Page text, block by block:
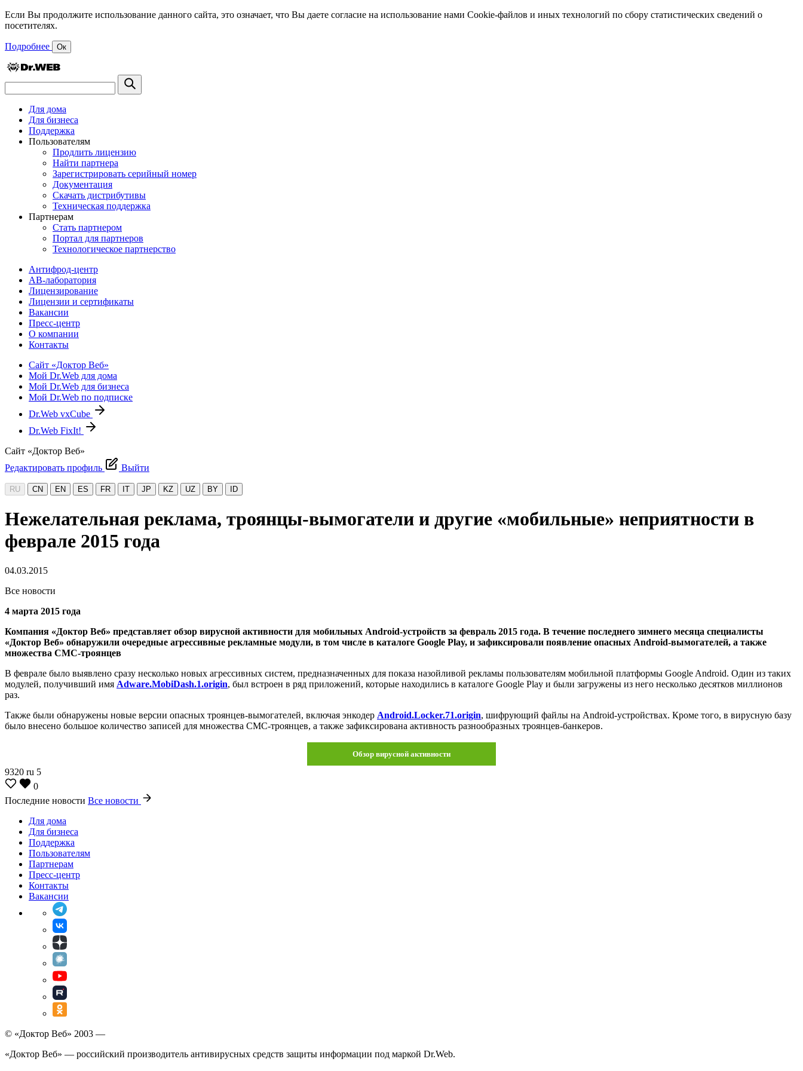
Если Вы продолжите использование данного сайта, это означает, что Вы даете согласие на использование нами Cookie-файлов и иных технологий по сбору статистических сведений о
посетителях.
Подробнее Ок
Для дома
Для бизнеса
Поддержка
Пользователям
Продлить лицензию
Найти партнера
Зарегистрировать серийный номер
Документация
Скачать дистрибутивы
Техническая поддержка
Партнерам
Стать партнером
Портал для партнеров
Технологическое партнерство
Антифрод-центр
АВ-лаборатория
Лицензирование
Лицензии и сертификаты
Вакансии
Пресс-центр
О компании
Контакты
Сайт «Доктор Веб»
Мой Dr.Web для дома
Мой Dr.Web для бизнеса
Мой Dr.Web по подписке
Dr.Web vxCube
Dr.Web FixIt!
Сайт «Доктор Веб»
Редактировать профиль
Выйти
RU CN EN ES FR IT JP KZ UZ BY ID
Нежелательная реклама, троянцы-вымогатели и другие «мобильные» неприятности в
феврале 2015 года
04.03.2015
Все новости
4 марта 2015 года
Компания «Доктор Веб» представляет обзор вирусной активности для мобильных Android-устройств за февраль 2015 года. В течение последнего зимнего месяца специалисты
«Доктор Веб» обнаружили очередные агрессивные рекламные модули, в том числе в каталоге Google Play, и зафиксировали появление опасных Android-вымогателей, а также
множества СМС-троянцев
В феврале было выявлено сразу несколько новых агрессивных систем, предназначенных для показа назойливой рекламы пользователям мобильной платформы Google Android. Один из таких
модулей, получивший имя Adware.MobiDash.1.origin, был встроен в ряд приложений, которые находились в каталоге Google Play и были загружены из него несколько десятков миллионов
раз.
Также были обнаружены новые версии опасных троянцев-вымогателей, включая энкодер Android.Locker.71.origin, шифрующий файлы на Android-устройствах. Кроме того, в вирусную базу
было внесено большое количество записей для множества СМС-троянцев, а также зафиксирована активность разнообразных троянцев-банкеров.
Обзор вирусной активности
9320 ru 5
0
Последние новости Все новости
Для дома
Для бизнеса
Поддержка
Пользователям
Партнерам
Пресс-центр
Контакты
Вакансии
© «Доктор Веб» 2003 —
«Доктор Веб» — российский производитель антивирусных средств защиты информации под маркой Dr.Web.